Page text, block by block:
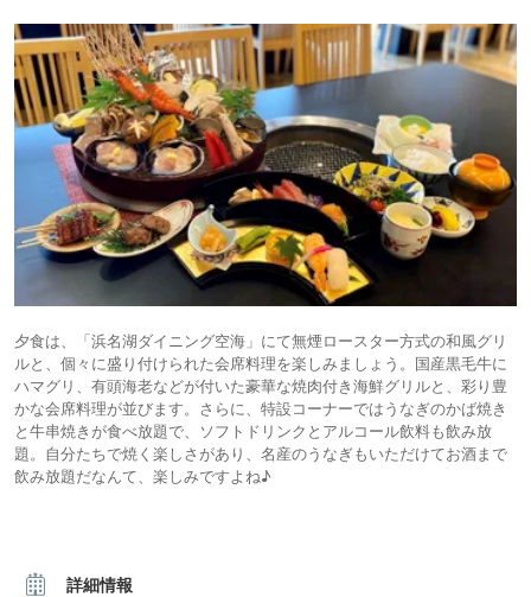
夕食は、「浜名湖ダイニング空海」にて無煙ロースター方式の和風グリ
ルと、個々に盛り付けられた会席料理を楽しみましょう。国産黒毛牛に
ハマグリ、有頭海老などが付いた豪華な焼肉付き海鮮グリルと、彩り豊
かな会席料理が並びます。さらに、特設コーナーではうなぎのかば焼き
と牛串焼きが食べ放題で、ソフトドリンクとアルコール飲料も飲み放
題。自分たちで焼く楽しさがあり、名産のうなぎもいただけてお酒まで
飲み放題だなんて、楽しみですよね♪
詳細情報